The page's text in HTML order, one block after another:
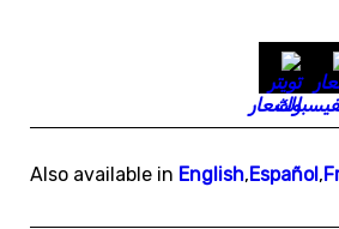
Also available in English,Español,